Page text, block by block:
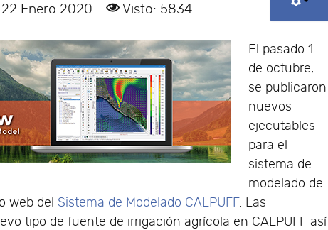
Enero 2020 Visto: 5834
El pasado 1
de octubre,
se publicaron
nuevos
ejecutables
para el
sistema de
modelado de
web del Sistema de Modelado CALPUFF. Las
tipo de fuente de irrigación agrícola en CALPUFF así